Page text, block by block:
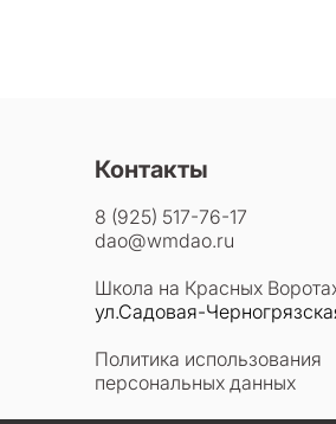
Контакты
8 (925) 517-76-17
dao@wmdao.ru
Школа на Красных
ул.Садовая-
Политика использования
персональных данных